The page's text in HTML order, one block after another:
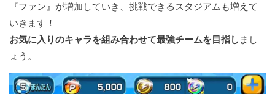
『ファン』が増加していき、挑戦できるスタジアムも増えて
いきます！
お気に入りのキャラを組み合わせて最強チームを目指し まし
ょう。